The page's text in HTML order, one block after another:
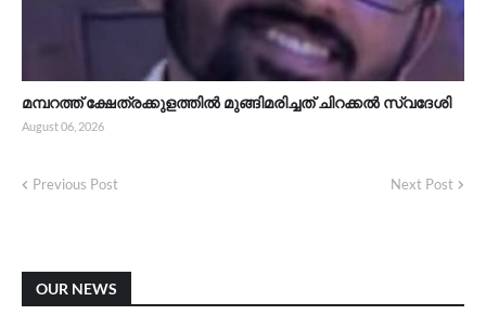
മമ്പറത്ത് ക്ഷേത്രക്കുളത്തിൽ മുങ്ങിമരിച്ചത് ചിറക്കൽ സ്വദേശി
August 06, 2026
Previous Post Next Post
OUR NEWS